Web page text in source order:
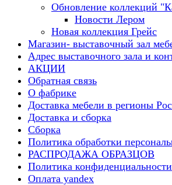
Обновление коллекций
Новости Лером
Новая коллекция Грейс
Магазин- выставочный зал
Адрес выставочного зала и
АКЦИИ
Обратная связь
О фабрике
Доставка мебели в регионы
Доставка и сборка
Сборка
Политика обработки
РАСПРОДАЖА ОБРАЗЦОВ
Политика конфиденциальности
Оплата yandex